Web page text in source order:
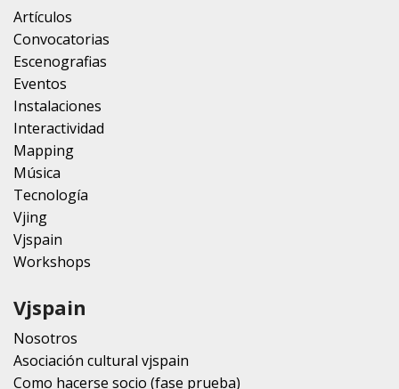
Artículos
Convocatorias
Escenografias
Eventos
Instalaciones
Interactividad
Mapping
Música
Tecnología
Vjing
Vjspain
Workshops
Vjspain
Nosotros
Asociación cultural vjspain
Como hacerse socio (fase prueba)